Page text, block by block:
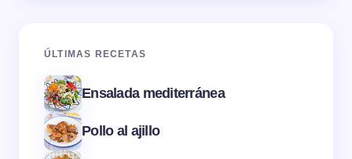
ÚLTIMAS RECETAS
Ensalada mediterránea
Pollo al ajillo